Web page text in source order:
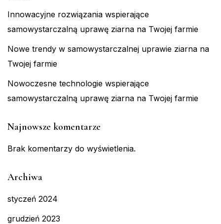
Innowacyjne rozwiązania wspierające
samowystarczalną uprawę ziarna na Twojej farmie
Nowe trendy w samowystarczalnej uprawie ziarna na
Twojej farmie
Nowoczesne technologie wspierające
samowystarczalną uprawę ziarna na Twojej farmie
Najnowsze komentarze
Brak komentarzy do wyświetlenia.
Archiwa
styczeń 2024
grudzień 2023